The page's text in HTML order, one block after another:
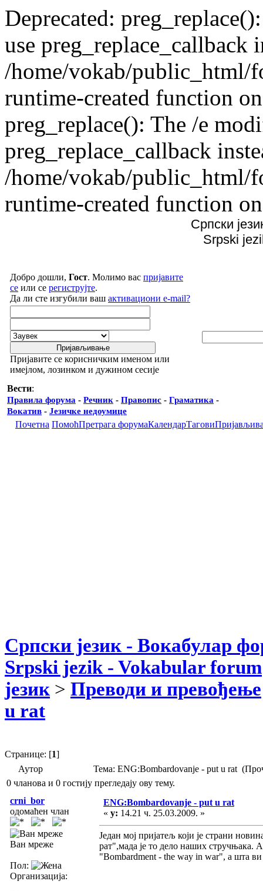
Deprecated:
use preg_replace_callback
/home/vokab/public_html/
runtime-created function
preg_replace(): The /e
preg_replace_callback
/home/vokab/public_html/
runtime-created function
Српски
Srpski
Добро дошли, Гост. Молимо вас пријавите
се или се региструјте.
Да ли сте изгубили ваш активациони e-mail?
Пријавите се корисничким именом или
имејлом, лозинком и дужином сесије
Вести:
Правила форума - Речник - Правопис - Граматика -
Вокатив - Језичке недоумице
Почетна ПомоћПретрага форумаКалендарТагови
Српски језик - Вокабулар
Srpski jezik - Vokabular forum
језик > Преводи и превођење
u rat
Странице: [1]
Аутор
Тема: ENG:Bombardovanje - put u rat
0 чланова и 0 гостију прегледају ову тему.
crni_bor
одомаћен члан
Ван мреже
Пол:
Организација:
ENG:Bombardovanje - put u rat
« у: 14.21 ч. 25.03.2009. »
Један мој пријатељ који је страни
рат",мада је то дело наших стручњака.
"Bombardment - the way in war", а шта